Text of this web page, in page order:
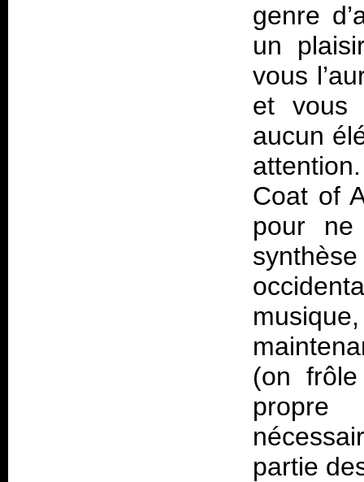
genre
un
vous
et vous
aucun
Coat of
pour
(on
propre
partie